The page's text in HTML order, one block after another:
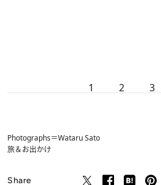
1 2 3
Photographs＝Wataru Sato
旅＆お出かけ
Share